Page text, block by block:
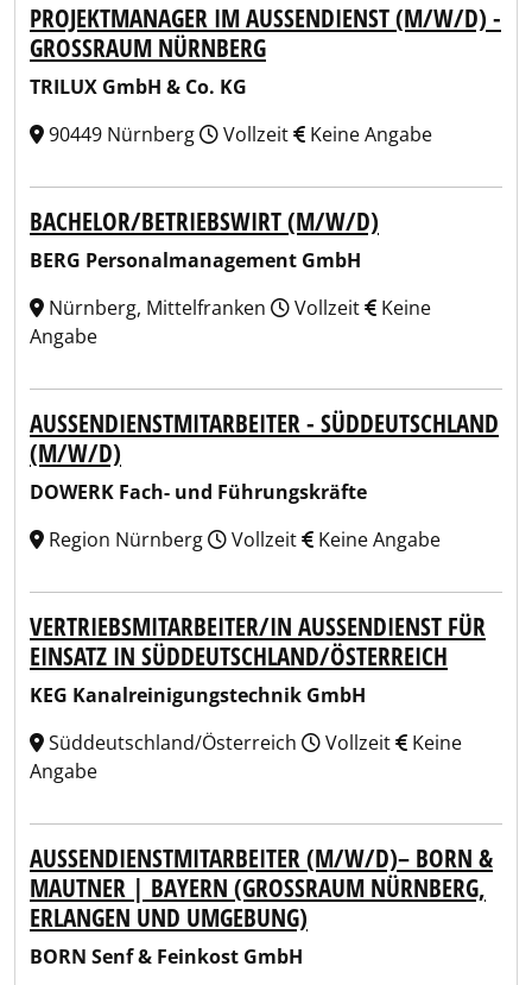
PROJEKTMANAGER IM AUSSENDIENST (M/W/D) - G
ROSSRAUM NÜRNBERG
TRILUX GmbH & Co. KG
90449 Nürnberg
Vollzeit Keine Angabe
BACHELOR/BETRIEBSWIRT (M/W/D)
BERG Personalmanagement GmbH
Nürnberg, Mittelfranken
Vollzeit
Keine
Angabe
AUSSENDIENSTMITARBEITER - SÜDDEUTSCHLAND (
M/W/D)
DOWERK Fach- und Führungskräfte
Region Nürnberg
Vollzeit Keine Angabe
VERTRIEBSMITARBEITER/IN AUSSENDIENST FÜR E
INSATZ IN SÜDDEUTSCHLAND/ÖSTERREICH
KEG Kanalreinigungstechnik GmbH
Süddeutschland/Österreich
Vollzeit
Keine
Angabe
AUSSENDIENSTMITARBEITER (M/W/D)– BORN & M
AUTNER | BAYERN (GROSSRAUM NÜRNBERG, ER
LANGEN UND UMGEBUNG)
BORN Senf & Feinkost GmbH